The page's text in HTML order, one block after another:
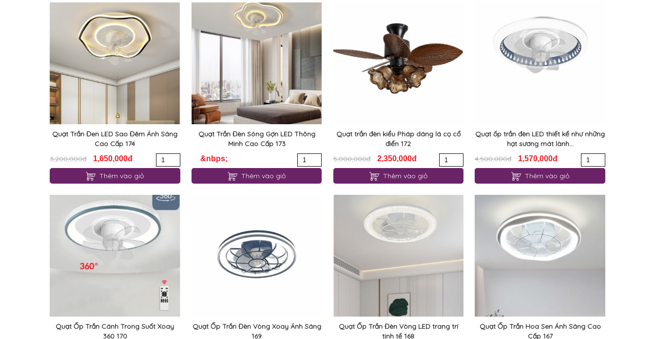
Quạt Trần Đen LED Sao Đêm Ánh Sáng
Cao Cấp 174
3,200,000đ
1,650,000đ
Thêm vào giỏ
Quạt Trần Đèn Sóng Gợn LED Thông
Minh Cao Cấp 173
&nbps;
Thêm vào giỏ
Quạt trần đèn kiểu Pháp dáng lá cọ cổ
điển 172
5,000,000đ
2,350,000đ
Thêm vào giỏ
Quạt ốp trần đèn LED thiết kế như những
hạt sương mát lành...
4,500,000đ
1,570,000đ
Thêm vào giỏ
Quạt Ốp Trần Cánh Trong Suốt Xoay
360 170
Quạt Ốp Trần Đèn Vòng Xoay Ánh Sáng
169
Quạt Ốp Trần Đèn Vòng LED trang trí
tinh tế 168
Quạt Ốp Trần Hoa Sen Ánh Sáng Cao
Cấp 167